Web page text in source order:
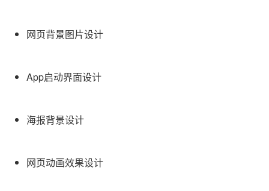
网页背景图片设计
App启动界面设计
海报背景设计
网页动画效果设计